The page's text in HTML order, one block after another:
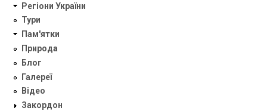
Регіони України
Тури
Пам'ятки
Природа
Блог
Галереї
Відео
Закордон